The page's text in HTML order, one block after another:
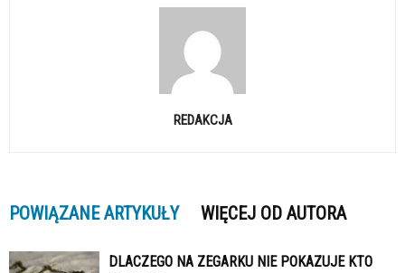
REDAKCJA
POWIĄZANE ARTYKUŁY WIĘCEJ OD AUTORA
DLACZEGO NA ZEGARKU NIE POKAZUJE KTO